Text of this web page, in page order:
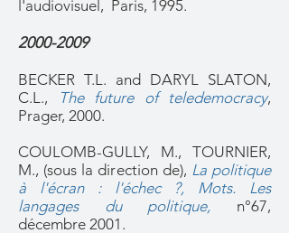
l'audiovisuel, Paris, 1995.
2000-2009
BECKER T.L. and DARYL SLATON,
C.L.,
The future of teledemocracy,
Prager, 2000.
COULOMB-GULLY, M., TOURNIER,
M., (sous la direction de), La politique
à l'écran : l'échec ?, Mots. Les
langages du politique, n°67,
décembre 2001.